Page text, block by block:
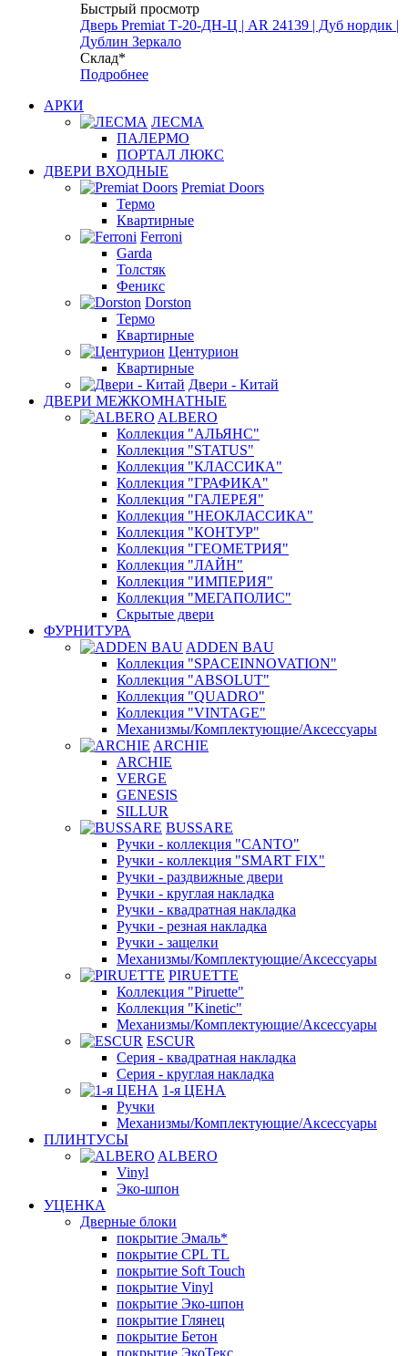
Быстрый просмотр
Дверь Premiat Т-20-ДН-Ц | AR 24139 | Дуб нордик |
Дублин Зеркало
Склад*
Подробнее
АРКИ
ЛЕСМА
ПАЛЕРМО
ПОРТАЛ ЛЮКС
ДВЕРИ ВХОДНЫЕ
Premiat Doors
Термо
Квартирные
Ferroni
Garda
Толстяк
Феникс
Dorston
Термо
Квартирные
Центурион
Квартирные
Двери - Китай
ДВЕРИ МЕЖКОМНАТНЫЕ
ALBERO
Коллекция "АЛЬЯНС"
Коллекция "STATUS"
Коллекция "КЛАССИКА"
Коллекция "ГРАФИКА"
Коллекция "ГАЛЕРЕЯ"
Коллекция "НЕОКЛАССИКА"
Коллекция "КОНТУР"
Коллекция "ГЕОМЕТРИЯ"
Коллекция "ЛАЙН"
Коллекция "ИМПЕРИЯ"
Коллекция "МЕГАПОЛИС"
Скрытые двери
ФУРНИТУРА
ADDEN BAU
Коллекция "SPACEINNOVATION"
Коллекция "ABSOLUT"
Коллекция "QUADRO"
Коллекция "VINTAGE"
Механизмы/Комплектующие/Аксессуары
ARCHIE
ARCHIE
VERGE
GENESIS
SILLUR
BUSSARE
Ручки - коллекция "CANTO"
Ручки - коллекция "SMART FIX"
Ручки - раздвижные двери
Ручки - круглая накладка
Ручки - квадратная накладка
Ручки - резная накладка
Ручки - защелки
Механизмы/Комплектующие/Аксессуары
PIRUETTE
Коллекция "Piruette"
Коллекция "Kinetic"
Механизмы/Комплектующие/Аксессуары
ESCUR
Серия - квадратная накладка
Серия - круглая накладка
1-я ЦЕНА
Ручки
Механизмы/Комплектующие/Аксессуары
ПЛИНТУСЫ
ALBERO
Vinyl
Эко-шпон
УЦЕНКА
Дверные блоки
покрытие Эмаль*
покрытие CPL TL
покрытие Soft Touch
покрытие Vinyl
покрытие Эко-шпон
покрытие Глянец
покрытие Бетон